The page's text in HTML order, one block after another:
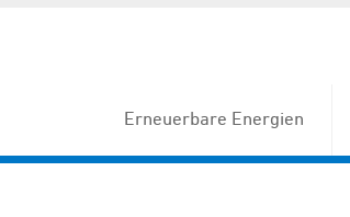
Erneuerbare Energien